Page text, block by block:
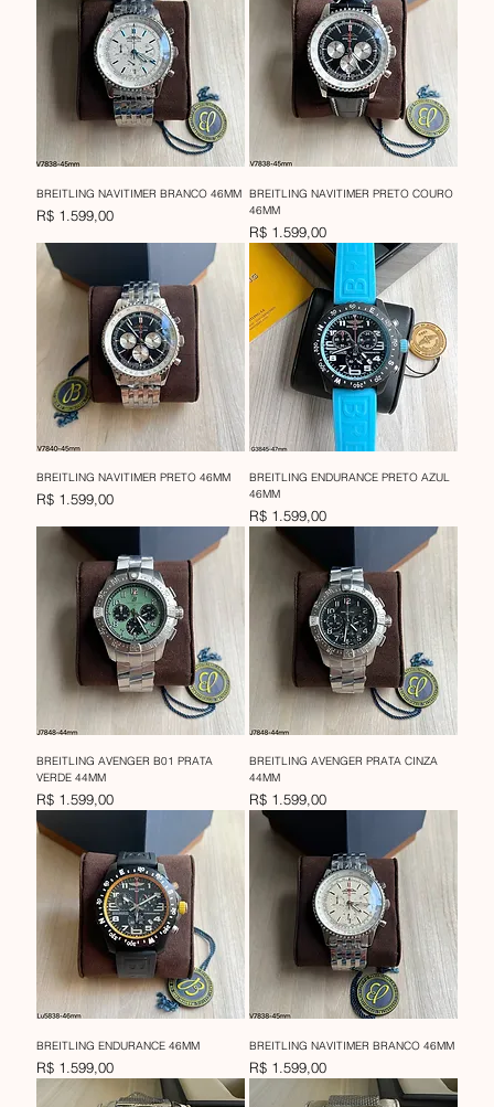
BREITLING NAVITIMER BRANCO 46MM
Preço
R$ 1.599,00
BREITLING NAVITIMER PRETO COURO
46MM
Preço
R$ 1.599,00
BREITLING NAVITIMER PRETO 46MM
Preço
R$ 1.599,00
BREITLING ENDURANCE PRETO AZUL
46MM
Preço
R$ 1.599,00
BREITLING AVENGER B01 PRATA
VERDE 44MM
Preço
R$ 1.599,00
BREITLING AVENGER PRATA CINZA
44MM
Preço
R$ 1.599,00
BREITLING ENDURANCE 46MM
Preço
R$ 1.599,00
BREITLING NAVITIMER BRANCO 46MM
Preço
R$ 1.599,00